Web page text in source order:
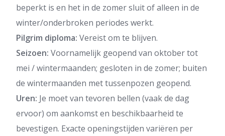
beperkt is en het in de zomer sluit of alleen in de
winter/onderbroken periodes werkt.
Pilgrim diploma: Vereist om te blijven.
Seizoen: Voornamelijk geopend van oktober tot
mei / wintermaanden; gesloten in de zomer; buiten
de wintermaanden met tussenpozen geopend.
Uren: Je moet van tevoren bellen (vaak de dag
ervoor) om aankomst en beschikbaarheid te
bevestigen. Exacte openingstijden variëren per